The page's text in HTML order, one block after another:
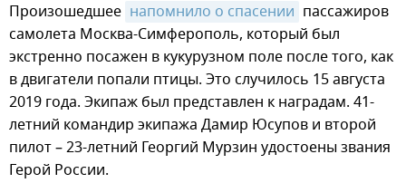
Произошедшее напомнило о спасении пассажиров
самолета Москва-Симферополь, который был
экстренно посажен в кукурузном поле после того, как
в двигатели попали птицы. Это случилось 15 августа
2019 года. Экипаж был представлен к наградам. 41-
летний командир экипажа Дамир Юсупов и второй
пилот – 23-летний Георгий Мурзин удостоены звания
Герой России.